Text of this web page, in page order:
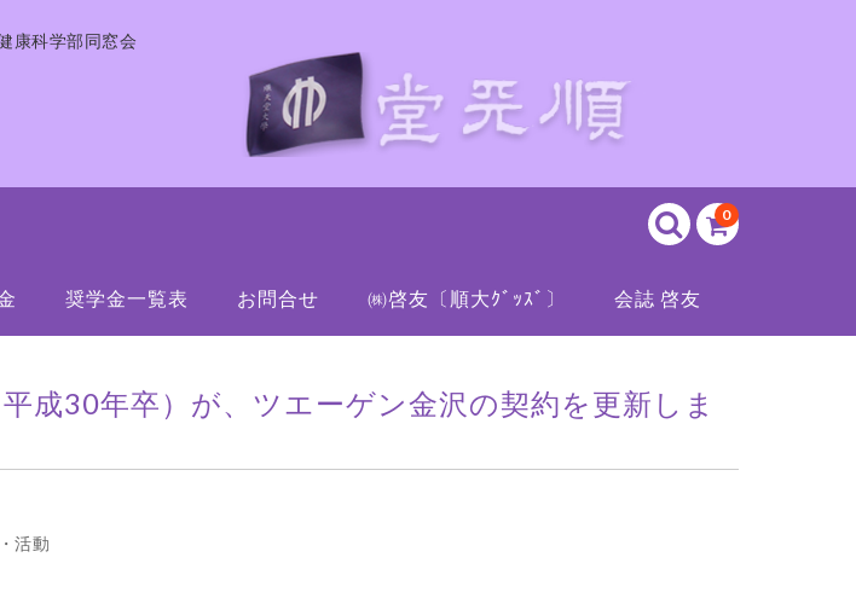
康科学部同窓会
0
奨学金一覧表 お問合せ ㈱啓友〔順大ｸﾞｯｽﾞ〕 会誌 啓友
成30年卒）が、ツエーゲン金沢の契約を更新しま
活動